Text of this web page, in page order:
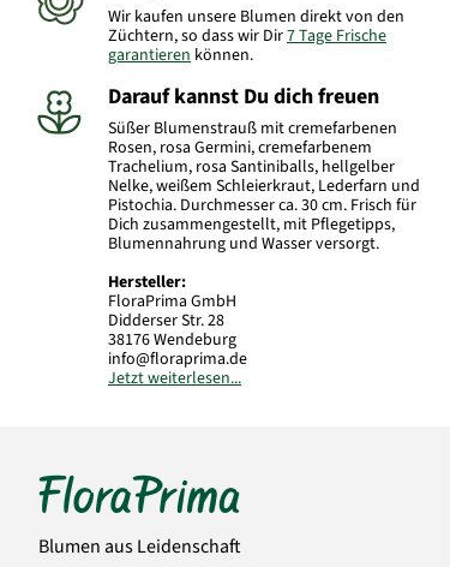
Wir kaufen unsere Blumen direkt von den
Züchtern, so dass wir Dir7 Tage Frische
garantieren können.
Darauf kannst Du dich freuen
Süßer Blumenstrauß mit cremefarbenen
Rosen, rosa Germini, cremefarbenem
Trachelium, rosa Santiniballs, hellgelber
Nelke, weißem Schleierkraut, Lederfarn und
Pistochia. Durchmesser ca. 30 cm. Frisch für
Dich zusammengestellt, mit Pflegetipps,
Blumennahrung und Wasser versorgt.
Hersteller:
FloraPrima GmbH
Didderser Str. 28
38176 Wendeburg
info@floraprima.de
Jetzt weiterlesen...
Blumen aus Leidenschaft